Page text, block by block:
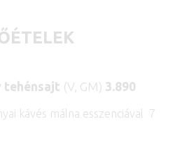
tehénsajt (V, GM) 3.890
kávés málna esszenciával 7